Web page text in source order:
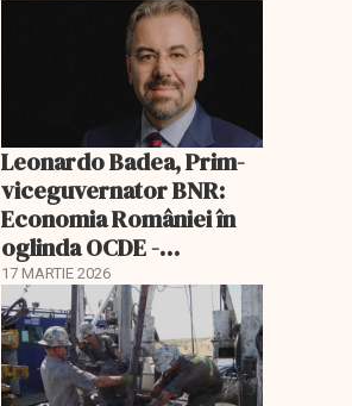
Leonardo Badea, Prim-
viceguvernator BNR:
Economia României în
oglinda OCDE -
catalizatori pentru o
nouă etapă de
dezvoltare
17 MARTIE 2026